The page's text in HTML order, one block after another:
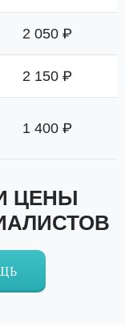
2 050 ₽
2 150 ₽
1 400 ₽
ЦЕНЫ